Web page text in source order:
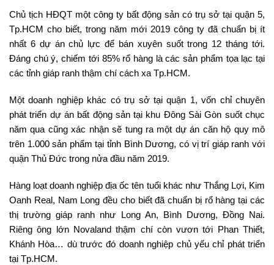
Chủ tịch HĐQT một công ty bất động sản có trụ sở tại quận 5,
Tp.HCM cho biết, trong năm mới 2019 công ty đã chuẩn bị ít
nhất 6 dự án chủ lực để bán xuyên suốt trong 12 tháng tới.
Đáng chú ý, chiếm tới 85% rổ hàng là các sản phẩm tọa lạc tại
các tỉnh giáp ranh thậm chí cách xa Tp.HCM.
Một doanh nghiệp khác có trụ sở tại quận 1, vốn chỉ chuyên
phát triển dự án bất động sản tại khu Đông Sài Gòn suốt chục
năm qua cũng xác nhận sẽ tung ra một dự án căn hộ quy mô
trên 1.000 sản phẩm tại tỉnh Bình Dương, có vị trí giáp ranh với
quận Thủ Đức trong nửa đầu năm 2019.
Hàng loạt doanh nghiệp địa ốc tên tuổi khác như Thắng Lợi, Kim
Oanh Real, Nam Long đều cho biết đã chuẩn bị rổ hàng tại các
thị trường giáp ranh như Long An, Bình Dương, Đồng Nai.
Riêng ông lớn Novaland thậm chí còn vươn tới Phan Thiết,
Khánh Hòa… dù trước đó doanh nghiệp chủ yếu chỉ phát triển
tại Tp.HCM.